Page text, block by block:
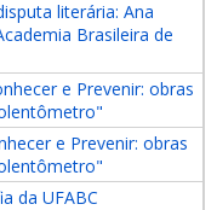
literária: Ana
Brasileira de
e Prevenir: obras
e Prevenir: obras
da UFABC